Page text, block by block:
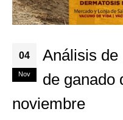
04
Nov
Análisis
de ganado
noviembre